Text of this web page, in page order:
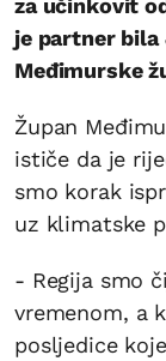
za učinkovit
je partner bila
Međimurske
Župan
ističe da je
smo korak
uz klimatske
- Regija smo
vremenom, a
posljedice